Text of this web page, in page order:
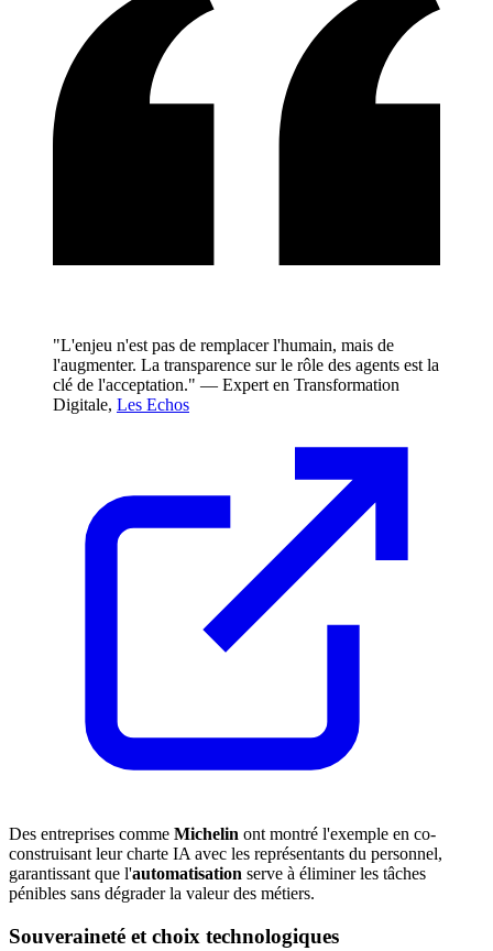
"L'enjeu n'est pas de remplacer l'humain, mais de
l'augmenter. La transparence sur le rôle des agents est la
clé de l'acceptation." — Expert en Transformation
Digitale, Les Echos
Des entreprises comme Michelin ont montré l'exemple en co-
construisant leur charte IA avec les représentants du personnel,
garantissant que l'automatisation serve à éliminer les tâches
pénibles sans dégrader la valeur des métiers.
Souveraineté et choix technologiques